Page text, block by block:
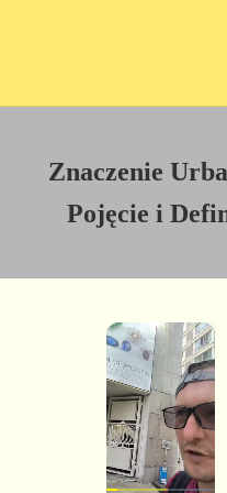
Znaczenie
Pojęcie i
×